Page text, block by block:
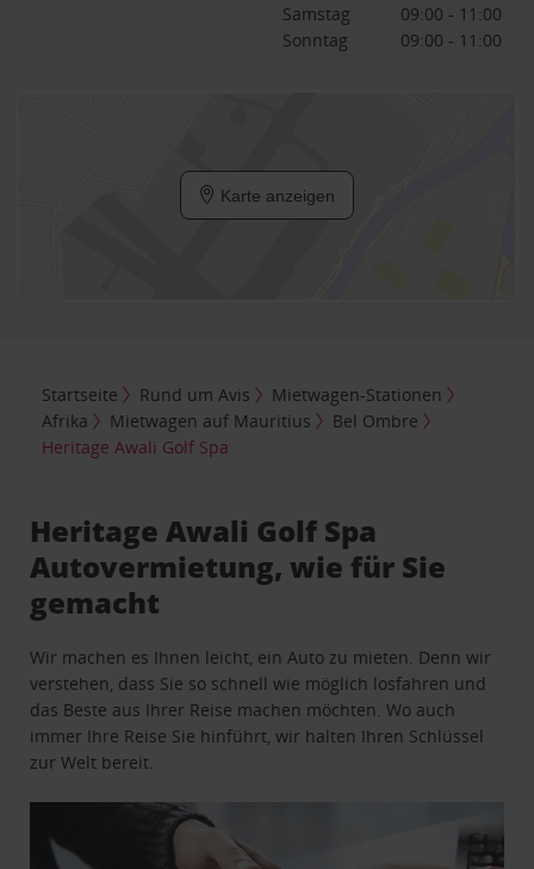
Samstag
09:00 - 11:00
Sonntag
09:00 - 11:00
Karte anzeigen
Startseite Rund um Avis
Mietwagen-Stationen
Afrika
Mietwagen auf Mauritius
Bel Ombre
Heritage Awali Golf Spa
Heritage Awali Golf Spa
Autovermietung, wie für Sie
gemacht
Wir machen es Ihnen leicht, ein Auto zu mieten. Denn wir
verstehen, dass Sie so schnell wie möglich losfahren und
das Beste aus Ihrer Reise machen möchten. Wo auch
immer Ihre Reise Sie hinführt, wir halten Ihren Schlüssel
zur Welt bereit.